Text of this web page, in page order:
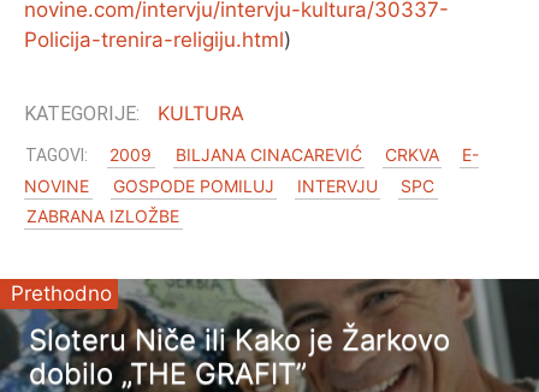
novine.com/intervju/intervju-kultura/30337-
Policija-trenira-religiju.html)
KULTURA
2009 BILJANA CINACAREVIĆ CRKVA
E-
NOVINE
GOSPODE POMILUJ INTERVJU
SPC
ZABRANA IZLOŽBE
Prethodno
Sloteru Niče ili Kako je Žarkovo
dobilo „THE GRAFIT”